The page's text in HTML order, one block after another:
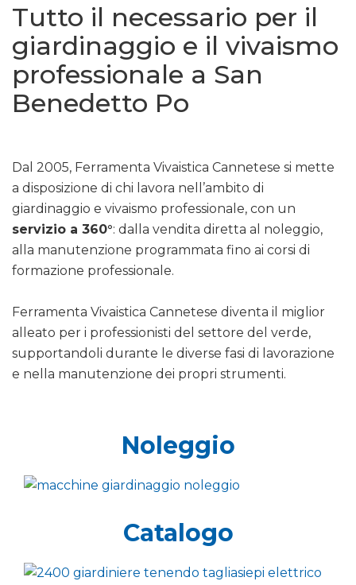
Tutto il necessario per il
giardinaggio e il vivaismo
professionale a San
Benedetto Po
Dal 2005, Ferramenta Vivaistica Cannetese si mette
a disposizione di chi lavora nell’ambito di
giardinaggio e vivaismo professionale, con un
servizio a 360°: dalla vendita diretta al noleggio,
alla manutenzione programmata fino ai corsi di
formazione professionale.
Ferramenta Vivaistica Cannetese diventa il miglior
alleato per i professionisti del settore del verde,
supportandoli durante le diverse fasi di lavorazione
e nella manutenzione dei propri strumenti.
Noleggio
Catalogo